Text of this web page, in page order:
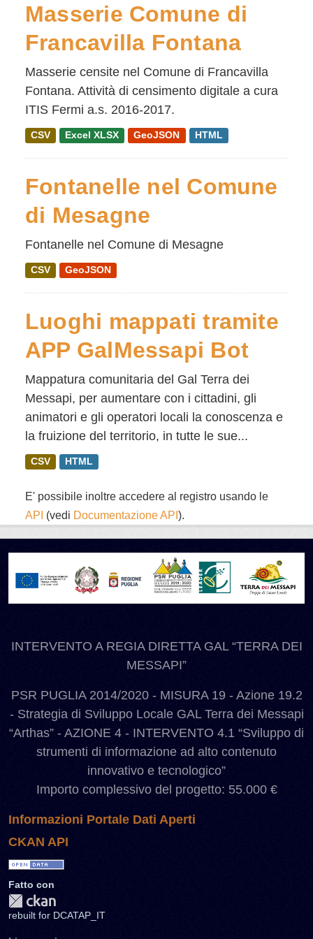
Masserie Comune di
Francavilla Fontana
Masserie censite nel Comune di Francavilla
Fontana. Attività di censimento digitale a cura
ITIS Fermi a.s. 2016-2017.
CSV Excel XLSX GeoJSON HTML
Fontanelle nel Comune
di Mesagne
Fontanelle nel Comune di Mesagne
CSV GeoJSON
Luoghi mappati tramite
APP GalMessapi Bot
Mappatura comunitaria del Gal Terra dei
Messapi, per aumentare con i cittadini, gli
animatori e gli operatori locali la conoscenza e
la fruizione del territorio, in tutte le sue...
CSV HTML
E' possibile inoltre accedere al registro usando le
API (vedi Documentazione API ).
INTERVENTO A REGIA DIRETTA GAL “TERRA DEI
MESSAPI”
PSR PUGLIA 2014/2020 - MISURA 19 - Azione 19.2
- Strategia di Sviluppo Locale GAL Terra dei Messapi
“Arthas” - AZIONE 4 - INTERVENTO 4.1 “Sviluppo di
strumenti di informazione ad alto contenuto
innovativo e tecnologico”
Importo complessivo del progetto: 55.000 €
Informazioni Portale Dati Aperti
CKAN API
Fatto con
rebuilt for DCATAP_IT